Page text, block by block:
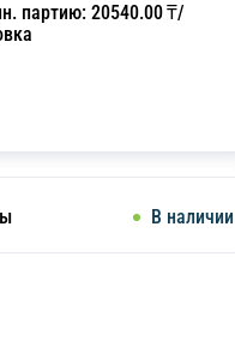
партию: 20540.00₸/
В наличии